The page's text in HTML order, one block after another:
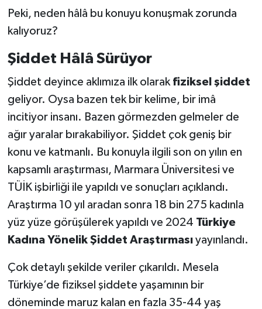
Peki, neden hâlâ bu konuyu konuşmak zorunda
kalıyoruz?
Şiddet Hâlâ Sürüyor
Şiddet deyince aklımıza ilk olarak fiziksel şiddet
geliyor. Oysa bazen tek bir kelime, bir imâ
incitiyor insanı. Bazen görmezden gelmeler de
ağır yaralar bırakabiliyor. Şiddet çok geniş bir
konu ve katmanlı. Bu konuyla ilgili son on yılın en
kapsamlı araştırması, Marmara Üniversitesi ve
TÜİK işbirliği ile yapıldı ve sonuçları açıklandı.
Araştırma 10 yıl aradan sonra 18 bin 275 kadınla
yüz yüze görüşülerek yapıldı ve 2024 Türkiye
Kadına Yönelik Şiddet Araştırmasıyayınlandı.
Çok detaylı şekilde veriler çıkarıldı. Mesela
Türkiye’de fiziksel şiddete yaşamının bir
döneminde maruz kalan en fazla 35-44 yaş